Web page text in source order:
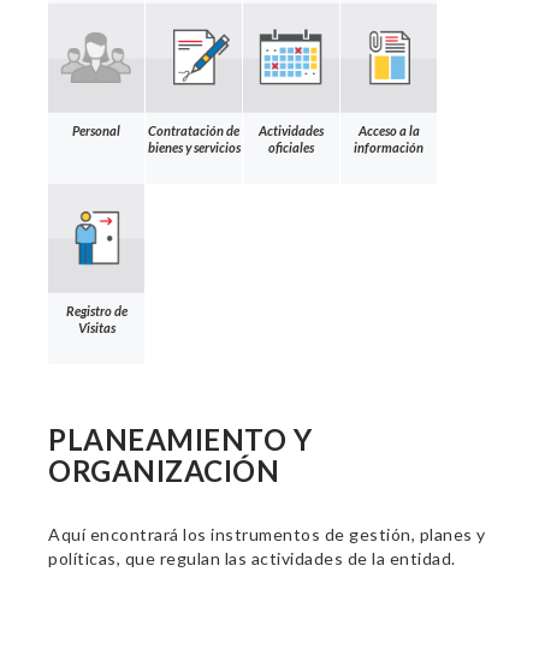
Personal
Contratación de
bienes y servicios
Actividades
oficiales
Acceso a la
información
Registro de
Visitas
PLANEAMIENTO Y
ORGANIZACIÓN
Aquí encontrará los instrumentos de gestión, planes y
políticas, que regulan las actividades de la entidad.